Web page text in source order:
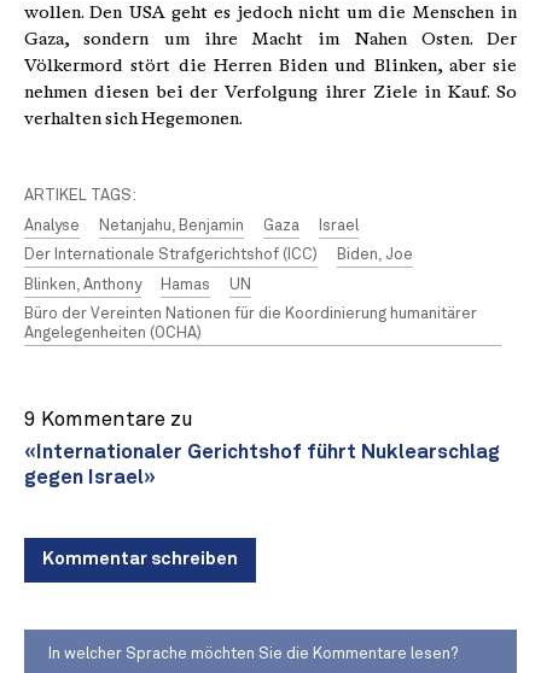
wollen. Den USA geht es jedoch nicht um die Menschen in
Gaza, sondern um ihre Macht im Nahen Osten. Der
Völkermord stört die Herren Biden und Blinken, aber sie
nehmen diesen bei der Verfolgung ihrer Ziele in Kauf. So
verhalten sich Hegemonen.
ARTIKEL TAGS:
Analyse
Netanjahu, Benjamin Gaza
Israel
Der Internationale Strafgerichtshof (ICC)
Biden, Joe
Blinken, Anthony
Hamas
UN
Büro der Vereinten Nationen für die Koordinierung humanitärer
Angelegenheiten (OCHA)
9 Kommentare zu
«Internationaler Gerichtshof führt Nuklearschlag
gegen Israel»
Kommentar schreiben
In welcher Sprache möchten Sie die Kommentare lesen?